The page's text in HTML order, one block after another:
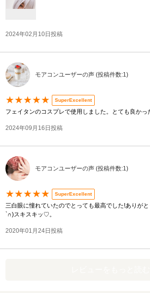
2024年02月10日投稿
モアコンユーザーの声 (投稿件数:1)
★★★★★ SuperExcellent
フェイタンのコスプレで使用しました。とても良かっ
2024年09月16日投稿
モアコンユーザーの声 (投稿件数:1)
★★★★★ SuperExcellent
三白眼に憧れていたのでとっても最高でした!ありがと
`∩)スキスキッ♡。
2020年01月24日投稿